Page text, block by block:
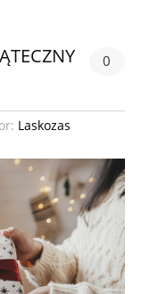
0
Laskozas